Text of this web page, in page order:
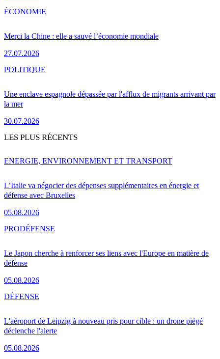
Merci la Chine : elle a sauvé l’économie mondiale
27.07.2026
ÉCONOMIE
Une enclave espagnole dépassée par l'afflux de migrants arrivant par
la mer
30.07.2026
POLITIQUE
LES PLUS RÉCENTS
L’Italie va négocier des dépenses supplémentaires en énergie et
défense avec Bruxelles
05.08.2026
ENERGIE, ENVIRONNEMENT ET TRANSPORT
Le Japon cherche à renforcer ses liens avec l'Europe en matière de
défense
05.08.2026
PRODÉFENSE
L'aéroport de Leipzig à nouveau pris pour cible : un drone piégé
déclenche l'alerte
05.08.2026
DÉFENSE